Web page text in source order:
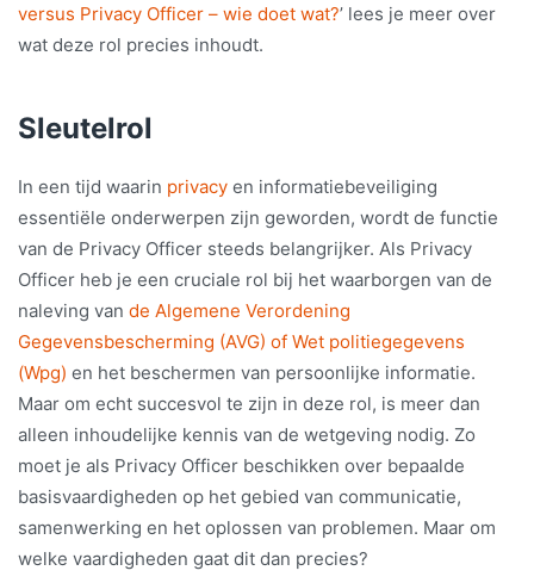
versus Privacy Officer – wie doet wat?’ lees je meer over
wat deze rol precies inhoudt.
Sleutelrol
In een tijd waarin privacy en informatiebeveiliging
essentiële onderwerpen zijn geworden, wordt de functie
van de Privacy Officer steeds belangrijker. Als Privacy
Officer heb je een cruciale rol bij het waarborgen van de
naleving van de Algemene Verordening
Gegevensbescherming (AVG) of Wet politiegegevens
(Wpg) en het beschermen van persoonlijke informatie.
Maar om echt succesvol te zijn in deze rol, is meer dan
alleen inhoudelijke kennis van de wetgeving nodig. Zo
moet je als Privacy Officer beschikken over bepaalde
basisvaardigheden op het gebied van communicatie,
samenwerking en het oplossen van problemen. Maar om
welke vaardigheden gaat dit dan precies?